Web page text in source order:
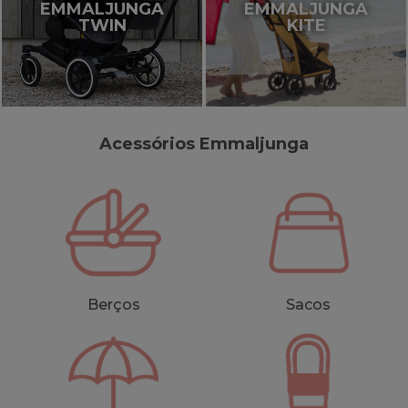
EMMALJUNGA
TWIN
EMMALJUNGA
KITE
Acessórios Emmaljunga
Berços Sacos